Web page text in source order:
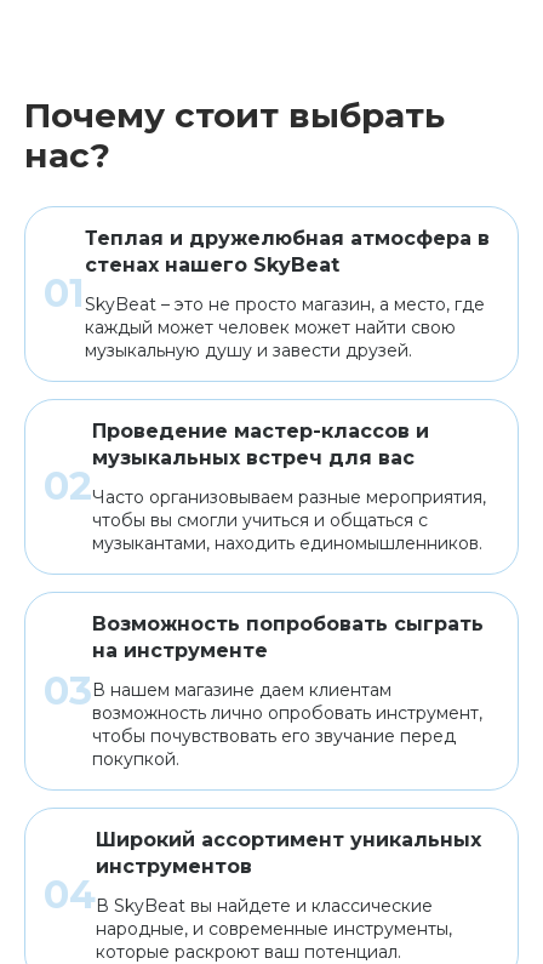
Почему стоит выбрать
нас?
Теплая и дружелюбная атмосфера в
стенах нашего SkyBeat
SkyBeat – это не просто магазин, а место, где
каждый может человек может найти свою
музыкальную душу и завести друзей.
Проведение мастер-классов и
музыкальных встреч для вас
Часто организовываем разные мероприятия,
чтобы вы смогли учиться и общаться с
музыкантами, находить единомышленников.
Возможность попробовать сыграть
на инструменте
В нашем магазине даем клиентам
возможность лично опробовать инструмент,
чтобы почувствовать его звучание перед
покупкой.
Широкий ассортимент уникальных
инструментов
В SkyBeat вы найдете и классические
народные, и современные инструменты,
которые раскроют ваш потенциал.